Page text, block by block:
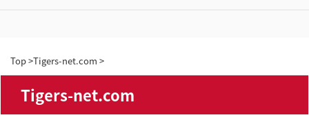
Top>Tigers-net.com >
Tigers-net.com